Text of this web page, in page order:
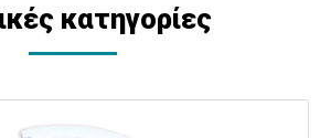
κατηγορίες